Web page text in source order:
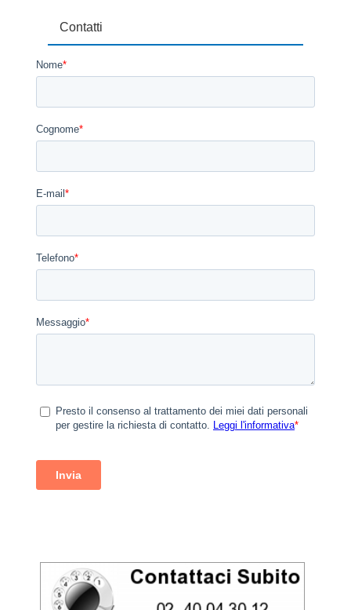
Contatti